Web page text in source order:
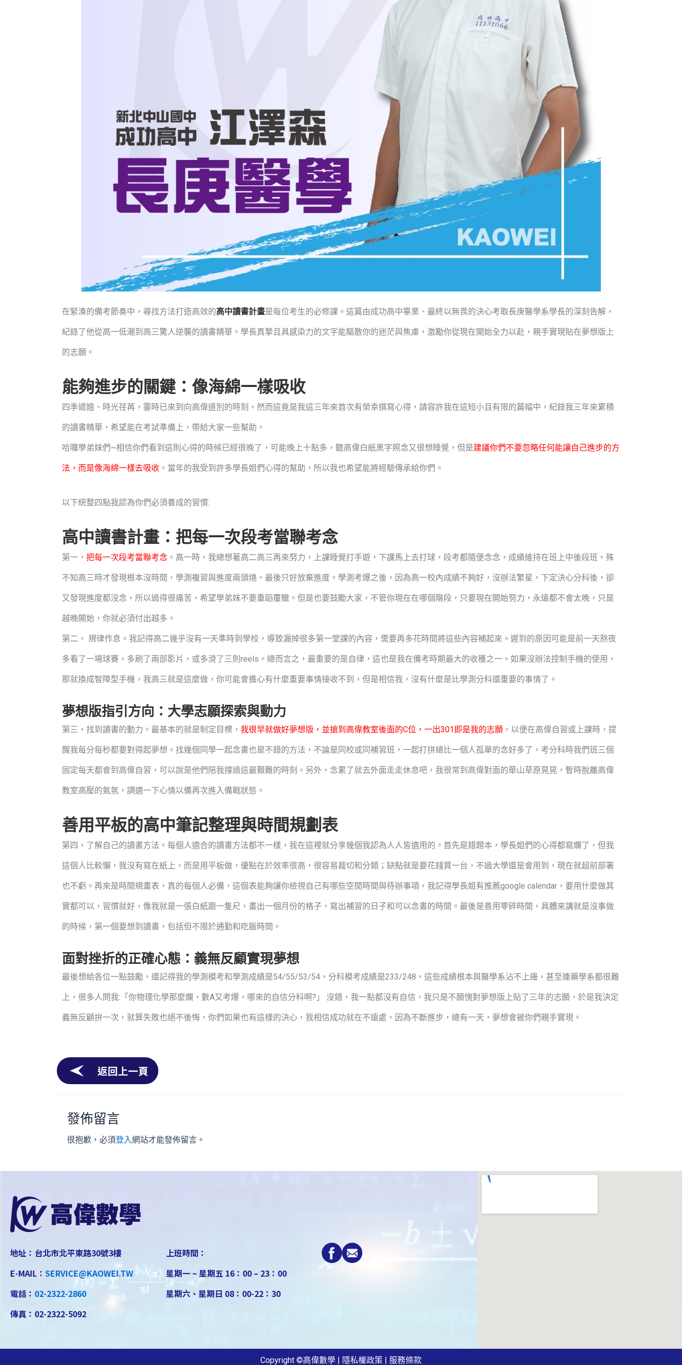
在緊湊的備考節奏中，尋找方法打造高效的高中讀書計畫是每位考生的必修課。這篇由成功高中畢業、最終以無畏的決心考取長庚醫學系學長的深刻告解，
紀錄了他從高一低潮到高三驚人逆襲的讀書精華。學長真摯且具感染力的文字能驅散你的迷茫與焦慮，激勵你從現在開始全力以赴，親手實現貼在夢想版上
的志願。
能夠進步的關鍵：像海綿一樣吸收
四季遞嬗、時光荏苒，霎時已來到向高偉道別的時刻，然而這竟是我這三年來首次有榮幸撰寫心得，請容許我在這短小且有限的篇幅中，紀錄我三年來累積
的讀書精華，希望能在考試準備上，帶給大家一些幫助。
哈囉學弟妹們~相信你們看到這則心得的時候已經很晚了，可能晚上十點多，聽高偉白紙黑字照念又很想睡覺，但是建議你們不要忽略任何能讓自己進步的方
法，而是像海綿一樣去吸收 。當年的我受到許多學長姐們心得的幫助，所以我也希望能將經驗傳承給你們。
以下統整四點我認為你們必須養成的習慣:
高中讀書計畫：把每一次段考當聯考念
第一， 把每一次段考當聯考念 。高一時，我總想著高二高三再來努力，上課睡覺打手遊，下課馬上去打球，段考都隨便念念，成績維持在班上中後段班。殊
不知高三時才發現根本沒時間，學測複習與進度兩頭燒，最後只好放棄進度。學測考爆之後，因為高一校內成績不夠好，沒辦法繁星，下定決心分科後，卻
又發現進度都沒念，所以過得很痛苦，希望學弟妹不要重蹈覆轍。但是也要鼓勵大家，不管你現在在哪個階段，只要現在開始努力，永遠都不會太晚，只是
越晚開始，你就必須付出越多。
第二， 規律作息。我記得高二幾乎沒有一天準時到學校，導致漏掉很多第一堂課的內容，需要再多花時間將這些內容補起來。遲到的原因可能是前一天熬夜
多看了一場球賽，多刷了兩部影片，或多滑了三則reels。總而言之，最重要的是自律，這也是我在備考時期最大的收穫之一。如果沒辦法控制手機的使用，
那就換成智障型手機，我高三就是這麼做，你可能會擔心有什麼重要事情接收不到，但是相信我，沒有什麼是比學測分科還重要的事情了。
夢想版指引方向：大學志願探索與動力
第三，找到讀書的動力。最基本的就是制定目標， 我很早就做好夢想版，並搶到高偉教室後面的C位，一出301即是我的志願 ，以便在高偉自習或上課時，提
醒我每分每秒都要對得起夢想。找幾個同學一起念書也是不錯的方法，不論是同校或同補習班，一起打拼總比一個人孤單的念好多了，考分科時我們班三個
固定每天都會到高偉自習，可以說是他們陪我撐過這最艱難的時刻。另外，念累了就去外面走走休息吧，我很常到高偉對面的華山草原晃晃，暫時脫離高偉
教室高壓的氣氛，調適一下心情以備再次進入備戰狀態。
善用平板的高中筆記整理與時間規劃表
第四，了解自己的讀書方法。每個人適合的讀書方法都不一樣，我在這裡就分享幾個我認為人人皆適用的。首先是錯題本，學長姐們的心得都寫爛了，但我
這個人比較懶，我沒有寫在紙上，而是用平板做，優點在於效率很高，很容易裁切和分類；缺點就是要花錢買一台，不過大學還是會用到，現在就超前部署
也不虧。再來是時間規畫表，真的每個人必備，這個表能夠讓你檢視自己有哪些空閒時間與待辦事項，我記得學長姐有推薦google calendar，要用什麼做其
實都可以，習慣就好，像我就是一張白紙跟一隻尺，畫出一個月份的格子，寫出補習的日子和可以念書的時間。最後是善用零碎時間，具體來講就是沒事做
的時候，第一個要想到讀書，包括但不限於通勤和吃飯時間。
面對挫折的正確心態：義無反顧實現夢想
最後想給各位一點鼓勵，還記得我的學測模考和學測成績是54/55/53/54，分科模考成績是233/248，這些成績根本與醫學系沾不上邊，甚至連藥學系都很難
上，很多人問我:「你物理化學那麼爛，數A又考爆，哪來的自信分科啊?」 沒錯，我一點都沒有自信，我只是不願愧對夢想版上貼了三年的志願，於是我決定
義無反顧拚一次，就算失敗也絕不後悔，你們如果也有這樣的決心，我相信成功就在不遠處，因為不斷進步，總有一天，夢想會被你們親手實現。
返回上一頁
發佈留言
很抱歉，必須登入網站才能發佈留言。
地址：台北市北平東路30號3樓
E-MAIL： SERVICE@KAOWEI.TW
電話： 02-2322-2860
傳真：02-2322-5092
上班時間：
星期一 ~ 星期五 16：00 – 23：00
星期六、星期日 08：00-22：30
Copyright ©高偉數學 | 隱私權政策 | 服務條款